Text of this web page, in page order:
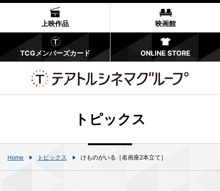
上映作品 映画館
TCGメンバーズカード ONLINE STORE
トピックス
Home トピックス けものがいる［名画座2本立て］